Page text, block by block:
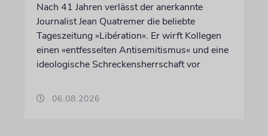
Nach 41 Jahren verlässt der anerkannte
Journalist Jean Quatremer die beliebte
Tageszeitung »Libération«. Er wirft Kollegen
einen »entfesselten Antisemitismus« und eine
ideologische Schreckensherrschaft vor
06.08.2026